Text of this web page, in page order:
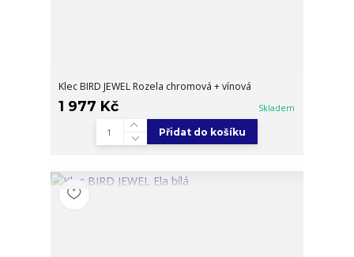
Klec BIRD JEWEL Rozela chromová + vínová
1 977 Kč Skladem
Přidat do košíku